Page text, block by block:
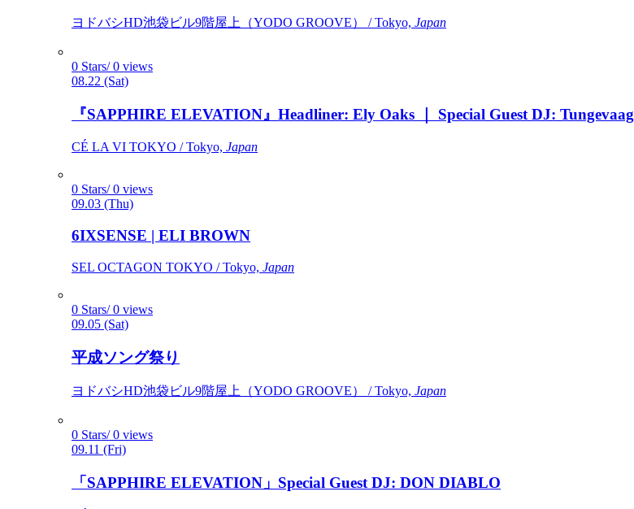
ヨドバシHD池袋ビル9階屋上（YODO GROOVE） / Tokyo, Japan
0 Stars/ 0 views
08.22 (Sat)
『SAPPHIRE ELEVATION』Headliner: Ely Oaks ｜ Special Guest DJ: Tungevaag
CÉ LA VI TOKYO / Tokyo, Japan
0 Stars/ 0 views
09.03 (Thu)
6IXSENSE | ELI BROWN
SEL OCTAGON TOKYO / Tokyo, Japan
0 Stars/ 0 views
09.05 (Sat)
平成ソング祭り
ヨドバシHD池袋ビル9階屋上（YODO GROOVE） / Tokyo, Japan
0 Stars/ 0 views
09.11 (Fri)
「SAPPHIRE ELEVATION」Special Guest DJ: DON DIABLO